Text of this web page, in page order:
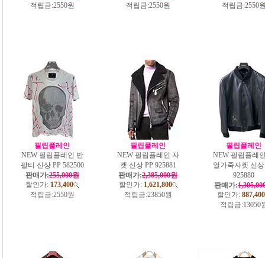
적립금:2550원
적립금:2550원
적립금:2550
필립플레인
NEW 필립플레인 반
팔티 신상 PP 582500
판매가:255,000원
할인가: 173,400
적립금:2550원
필립플레인
NEW 필립플레인 자
켓 신상 PP 925881
판매가:2,385,000원
할인가: 1,621,800
적립금:23850원
필립플레인
NEW 필립플레
얼가죽자켓 신상
925880
판매가:
할인가: 887,400
적립금:13050